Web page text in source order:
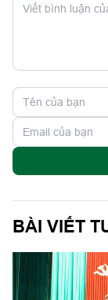
BÀI VIẾT